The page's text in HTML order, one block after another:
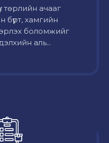
төрлийн ачааг
бүрт, хамгийн
боломжийг
аль...